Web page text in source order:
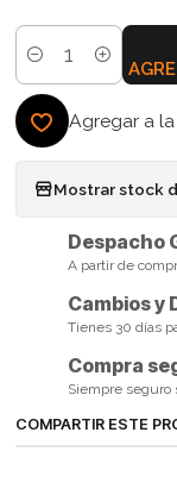
Cantidad
Agregar a
Mostrar stock
Despacho
A partir de
Cambios y
Tienes 30 días
Compra
Siempre seguro
COMPARTIR ESTE